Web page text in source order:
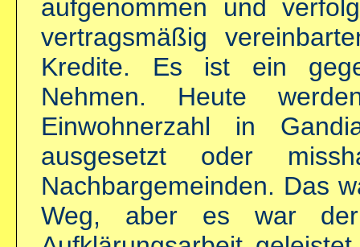
aufgenommen und
vertragsmäßig
Kredite. Es ist ein
Nehmen. Heute
Einwohnerzahl in
ausgesetzt oder
Nachbargemeinden. Das
Weg, aber es war